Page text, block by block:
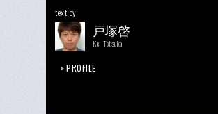
text by
戸塚啓
Kei Totsuka
PROFILE